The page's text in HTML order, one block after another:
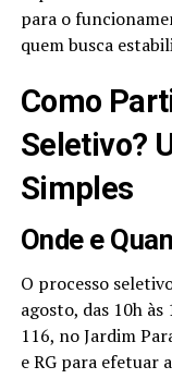
para o
quem busca
Como
Seletivo?
Simples
Onde e
O processo
agosto, das 10h às
116, no Jardim
e RG para efetuar